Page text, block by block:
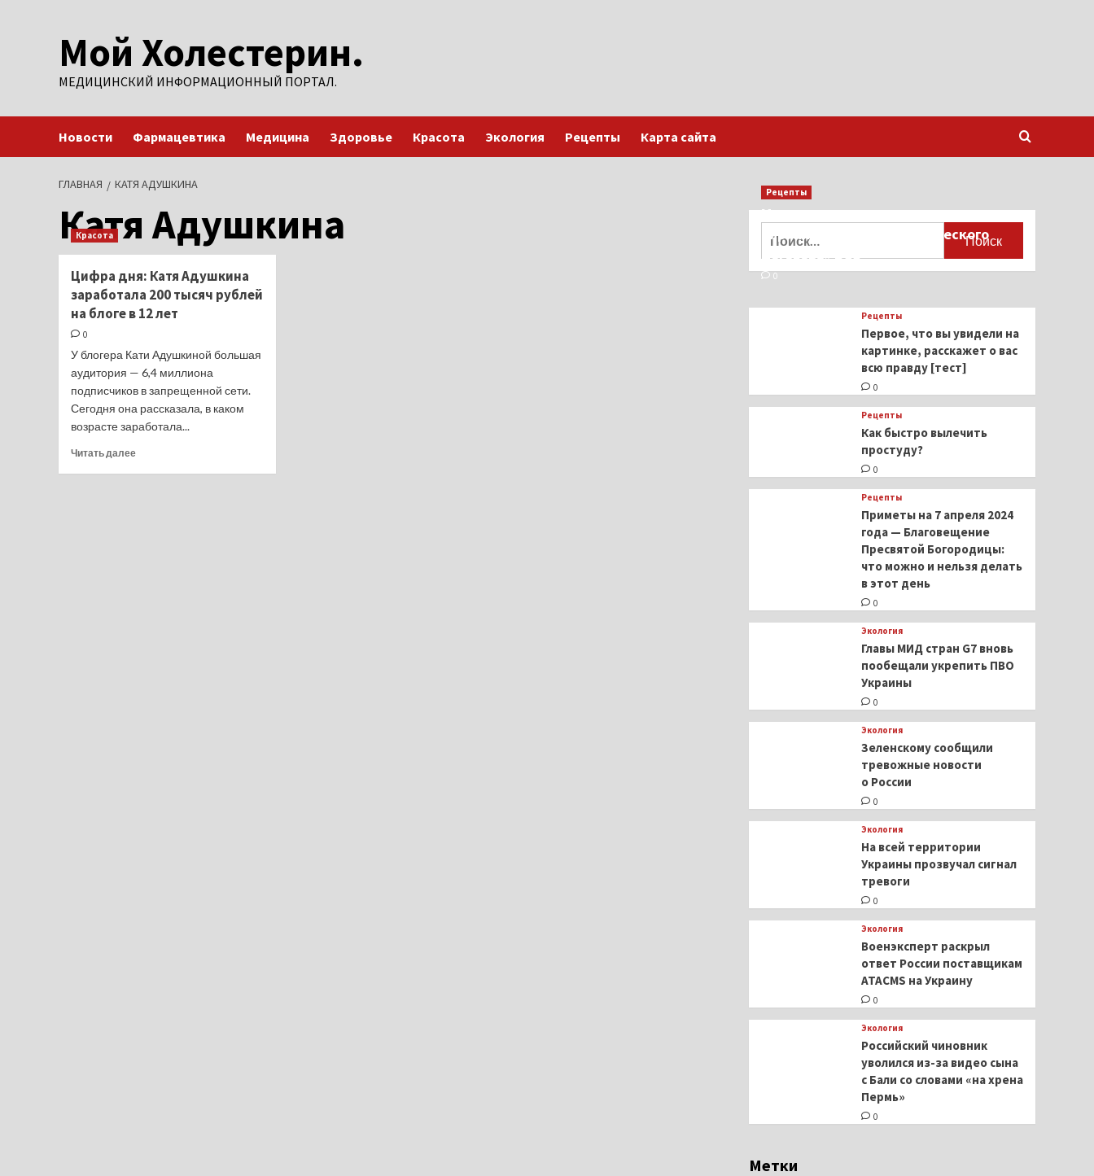
содержимомуМой Холестерин.
МЕДИЦИНСКИЙ ИНФОРМАЦИОННЫЙ ПОРТАЛ.
Новости Фармацевтика Медицина Здоровье Красота Экология Рецепты Карта сайта
ГЛАВНАЯ КАТЯ АДУШКИНА
Катя Адушкина
Красота
Цифра дня: Катя Адушкина
заработала 200 тысяч рублей
на блоге в 12 лет
0
У блогера Кати Адушкиной большая
аудитория — 6,4 миллиона
подписчиков в запрещенной сети.
Сегодня она рассказала, в каком
возрасте заработала...
Читать далееПрочитать
Рецепты
Миллионы японцев восстают против
тиранического «Пандемического
договора» ВОЗ
0
Рецепты
Первое, что вы увидели на
картинке, расскажет о вас
всю правду [тест]
0
Рецепты
Как быстро вылечить
простуду?
0
Рецепты
Приметы на 7 апреля 2024
года — Благовещение
Пресвятой Богородицы:
что можно и нельзя делать
в этот день
0
Экология
Главы МИД стран G7 вновь
пообещали укрепить ПВО
Украины
0
Экология
Зеленскому сообщили
тревожные новости
о России
0
Экология
На всей территории
Украины прозвучал сигнал
тревоги
0
Экология
Военэксперт раскрыл
ответ России поставщикам
ATACMS на Украину
0
Экология
Российский чиновник
уволился из-за видео сына
с Бали со словами «на хрена
Пермь»
0
Метки